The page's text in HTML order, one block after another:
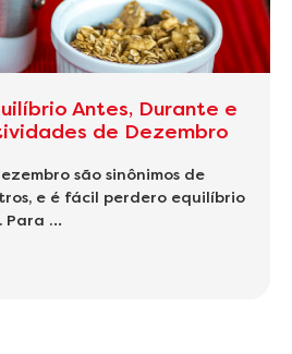
Antes, Durante e
de Dezembro
são sinônimos de
e é fácil perdero equilíbrio
Para …